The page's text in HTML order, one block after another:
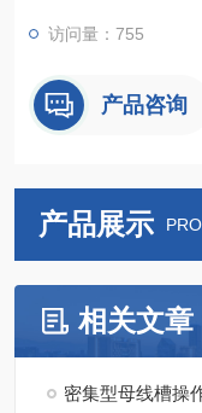
访问量：755
产品咨询
产品展示
相关文章
密集型母线槽操